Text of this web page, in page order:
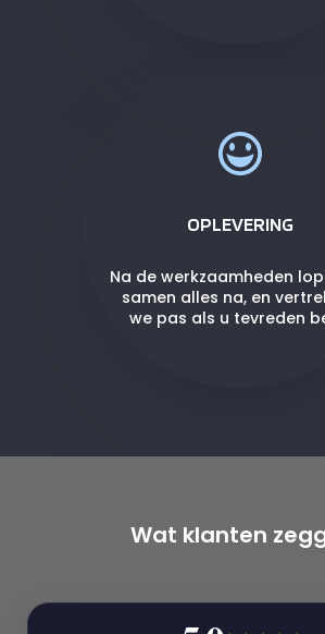
OPLEVERING
Na de werkzaamheden
samen alles na, en
we pas als u tevreden
Wat klanten